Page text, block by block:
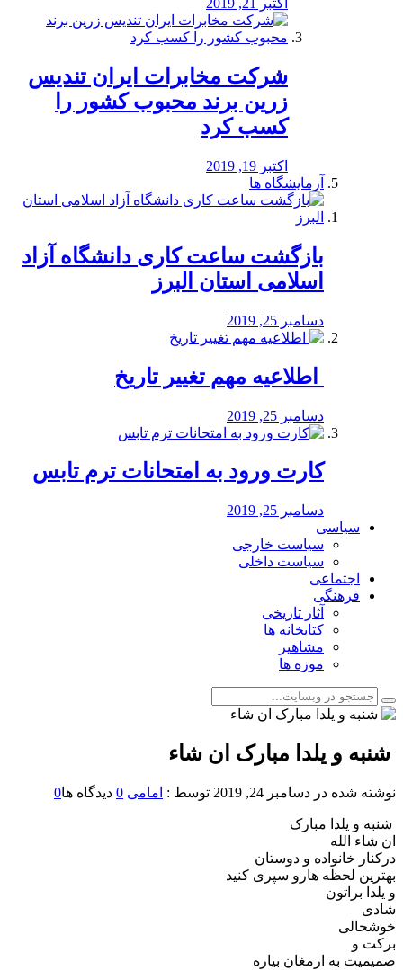
اکتبر 21, 2019
شرکت مخابرات ایران تندیس
زرین برند محبوب کشور را
کسب کرد
اکتبر 19, 2019
آزمایشگاه ها
بازگشت ساعت کاری دانشگاه آزاد
اسلامی استان البرز
دسامبر 25, 2019
️ اطلاعیه مهم تغییر تاریخ
دسامبر 25, 2019
کارت ورود به امتحانات ترم تابس
دسامبر 25, 2019
سیاسی
سیاست خارجی
سیاست داخلی
اجتماعی
فرهنگی
آثار تاریخی
کتابخانه ها
مشاهیر
موزه ها
️ شنبه و یلدا مبارک ان شاء
نوشته شده در دسامبر 24, 2019 توسط : امامی 0 دیدگاه ها0
️ شنبه و یلدا مبارک
ان شاء الله
درکنار خانواده و دوستان
بهترین لحظه هارو سپری کنید
️و یلدا براتون
شادی
خوشحالی
برکت و
️صمیمیت به ارمغان بیاره